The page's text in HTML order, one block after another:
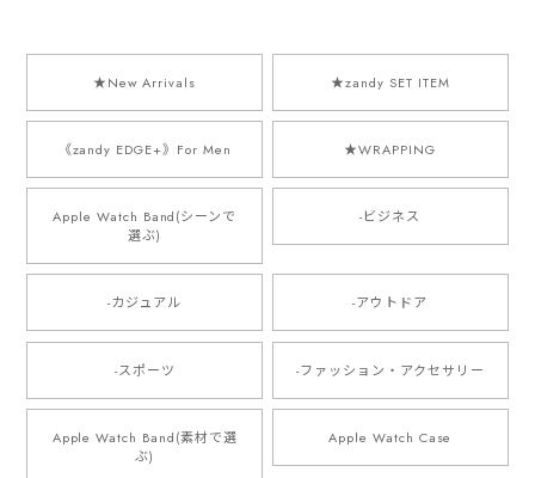
★New Arrivals ★zandy SET ITEM
《zandy EDGE+》For Men ★WRAPPING
Apple Watch Band(シーンで
選ぶ)
-ビジネス
-カジュアル -アウトドア
-スポーツ -ファッション・アクセサリー
Apple Watch Band(素材で選
ぶ)
Apple Watch Case